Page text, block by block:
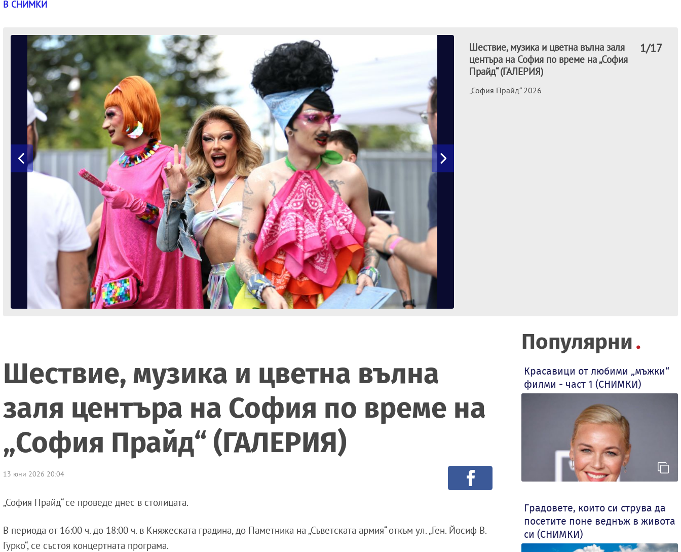
В СНИМКИ
1/17
Шествие, музика и цветна вълна заля
центъра на София по време на „София
Прайд“ (ГАЛЕРИЯ)
„София Прайд“ 2026
Шествие, музика и цветна вълна
заля центъра на София по време на
„София Прайд“ (ГАЛЕРИЯ)
13 юни 2026 20:04
„София Прайд“ се проведе днес в столицата.
В периода от 16:00 ч. до 18:00 ч. в Княжеската градина, до Паметника на „Съветската армия“ откъм ул. „Ген. Йосиф В.
Гурко“, се състоя концертната програма.
Популярни
Красавици от любими „мъжки“
филми - част 1 (СНИМКИ)
Градовете, които си струва да
посетите поне веднъж в живота
си (СНИМКИ)